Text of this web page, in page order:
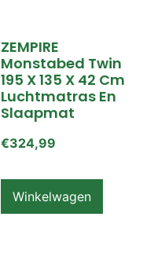
ZEMPIRE
Monstabed Twin
195 X 135 X 42 Cm
Luchtmatras En
Slaapmat
€324,99
Winkelwagen